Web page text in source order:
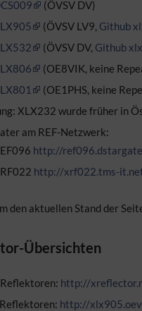
(ÖVSV DV)
(ÖVSV LV9, Github
(ÖVSV DV, Github
(OE8VIK, keine
(OE1PHS, keine
XLX232 wurde früher in
am REF-Netzwerk:
http://
http://xrf022.tms-
den aktuellen Stand der
Übersichten
http://
http://